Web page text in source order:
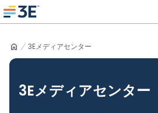
Skip
to
3E home
3Eメディアセンター
3Eメディアセンター